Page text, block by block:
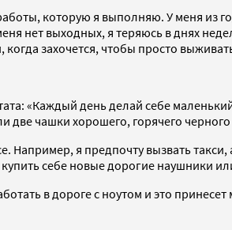
которую я выполняю. У меня из
нет выходных, я теряюсь в днях
захочется, чтобы просто
«Каждый день делай себе
две чашки хорошего, горячего
я предпочту вызвать
себе новые дорогие наушники
в дороге с ноутом и это